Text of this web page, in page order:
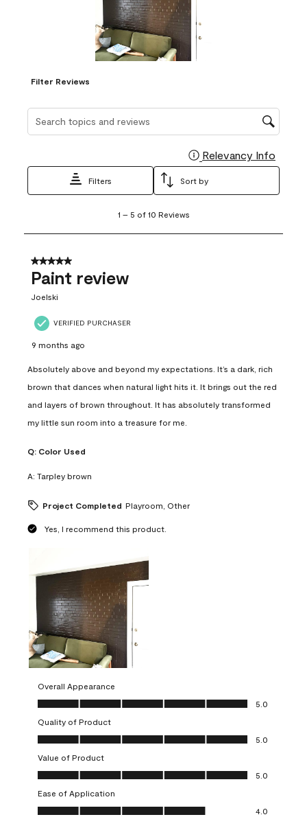
Filter Reviews
Relevancy Info
Filters Sort by
5
10
Reviews
1 – 5 of 10 Reviews
5 out of 5 stars.
Paint review
Joelski
VERIFIED PURCHASER
9 months ago
Absolutely above and beyond my expectations. It’s a dark, rich
brown that dances when natural light hits it. It brings out the red
and layers of brown throughout. It has absolutely transformed
my little sun room into a treasure for me.
Q: Color Used
A: Tarpley brown
Project Completed Playroom, Other
Yes, I recommend this product.
Overall Appearance
Overall Appearance, 5.0 out of 5
5.0
Quality of Product
Quality of Product, 5.0 out of 5
5.0
Value of Product
Value of Product, 5.0 out of 5
5.0
Ease of Application
Ease of Application, 4.0 out of 5
4.0